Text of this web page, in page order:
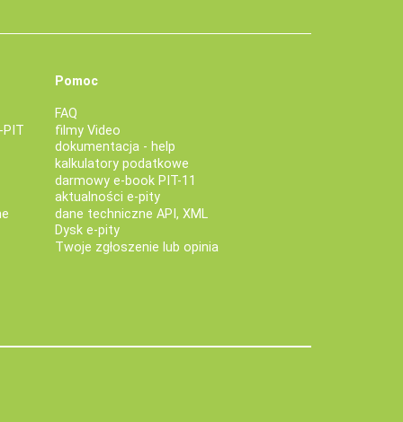
Pomoc
FAQ
filmy Video
dokumentacja - help
kalkulatory podatkowe
darmowy e-book PIT-11
aktualności e-pity
dane techniczne API, XML
Dysk e-pity
Twoje zgłoszenie lub opinia